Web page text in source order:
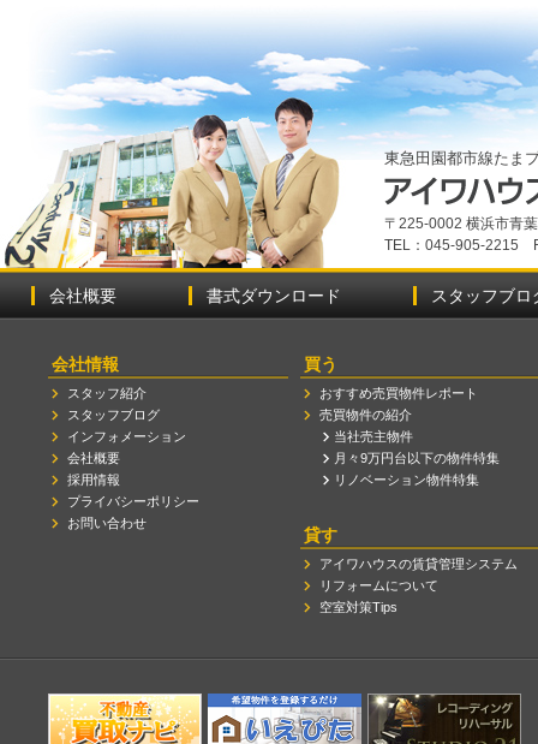
東急田園都市線たま
〒225-0002 横浜市青
TEL：045-905-2215
会社概要 書式ダウンロード スタッフブロ
会社情報
スタッフ紹介
スタッフブログ
インフォメーション
会社概要
採用情報
プライバシーポリシー
お問い合わせ
買う
おすすめ売買物件レポート
売買物件の紹介
当社売主物件
月々9万円台以下の物件特集
リノベーション物件特集
貸す
アイワハウスの賃貸管理システム
リフォームについて
空室対策Tips